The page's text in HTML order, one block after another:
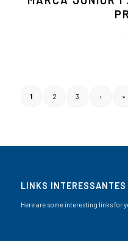
1 2 3 › »
LINKS INTERESSANTES
Here are some interesting links for